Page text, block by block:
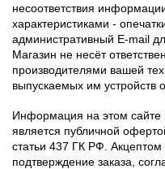
несоответствия
характеристиками -
административный E-mail
Магазин не несёт
производителями вашей
выпускаемых им устройств
Информация на этом сайте
является публичной
статьи 437 ГК РФ. Акцептом
подтверждение заказа,